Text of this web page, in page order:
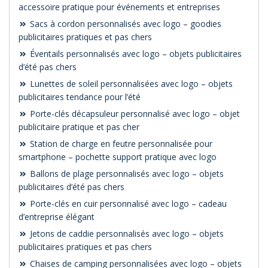
accessoire pratique pour événements et entreprises
Sacs à cordon personnalisés avec logo – goodies
publicitaires pratiques et pas chers
Éventails personnalisés avec logo – objets publicitaires
d’été pas chers
Lunettes de soleil personnalisées avec logo – objets
publicitaires tendance pour l’été
Porte-clés décapsuleur personnalisé avec logo – objet
publicitaire pratique et pas cher
Station de charge en feutre personnalisée pour
smartphone – pochette support pratique avec logo
Ballons de plage personnalisés avec logo – objets
publicitaires d’été pas chers
Porte-clés en cuir personnalisé avec logo – cadeau
d’entreprise élégant
Jetons de caddie personnalisés avec logo – objets
publicitaires pratiques et pas chers
Chaises de camping personnalisées avec logo – objets